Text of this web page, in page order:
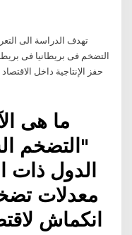
تهدف الدراسة الی
التضخم فی بریطانیا فی
حفز الإنتاجیة داخل
"التضخم
الدول ذات
معدلات
انكماش